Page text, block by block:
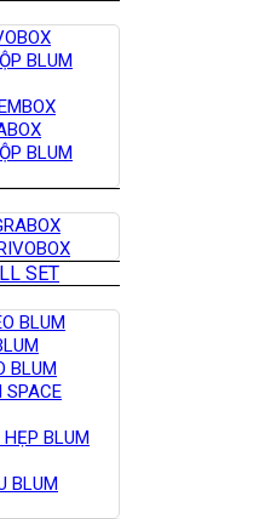
BLUM
BLUM
SET
BLUM
BLUM
SPACE
BLUM
BLUM